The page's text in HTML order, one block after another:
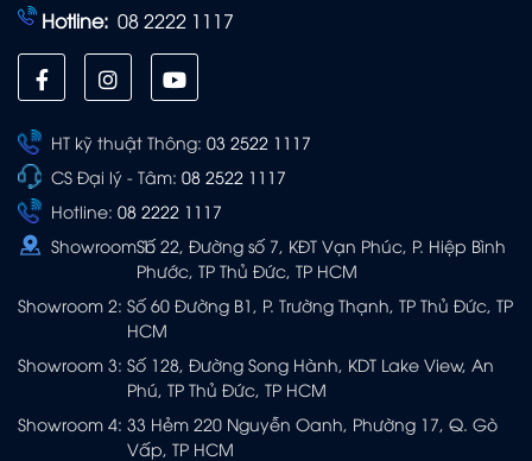
Hotline: 08 2222 1117
HT kỹ thuật Thông: 03 2522 1117
CS Đại lý - Tâm: 08 2522 1117
Hotline: 08 2222 1117
Showroom 1:Số 22, Đường số 7, KĐT Vạn Phúc, P. Hiệp Bình
Phước, TP Thủ Đức, TP HCM
Showroom 2: Số 60 Đường B1, P. Trường Thạnh, TP Thủ Đức, TP
HCM
Showroom 3: Số 128, Đường Song Hành, KDT Lake View, An
Phú, TP Thủ Đức, TP HCM
Showroom 4: 33 Hẻm 220 Nguyễn Oanh, Phường 17, Q. Gò
Vấp, TP HCM